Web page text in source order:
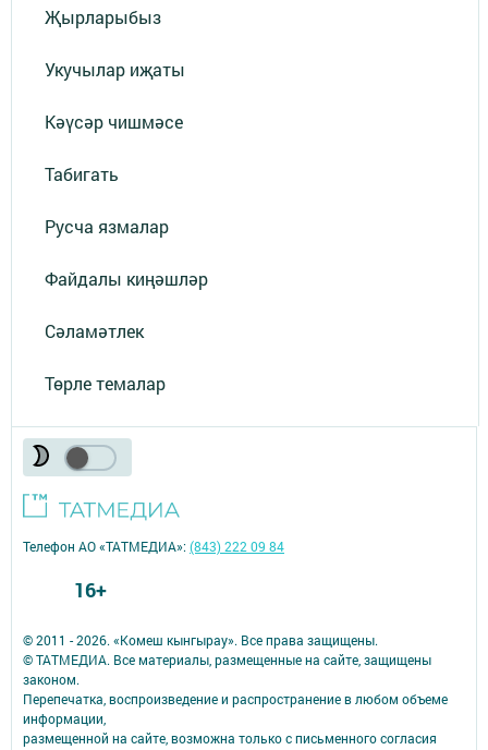
Җырларыбыз
Укучылар иҗаты
Кәүсәр чишмәсе
Табигать
Русча язмалар
Файдалы киңәшләр
Сәламәтлек
Төрле темалар
© 2011 - 2026. «Комеш кынгырау». Все права защищены.
© ТАТМЕДИА. Все материалы, размещенные на сайте, защищены
законом.
Перепечатка, воспроизведение и распространение в любом объеме
информации,
размещенной на сайте, возможна только с письменного согласия
Телефон АО «ТАТМЕДИА»:(843) 222 09 84
16+